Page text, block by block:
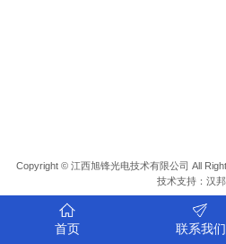
Copyright © 江西旭锋光电技术有限公司 All
技术支持： 汉
首页 联系我们